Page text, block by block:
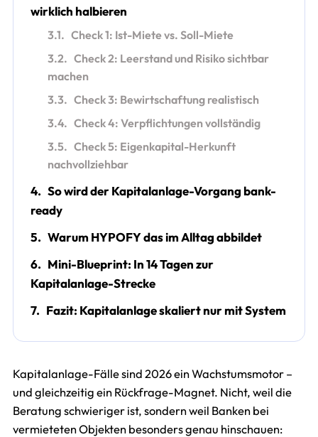
wirklich halbieren
3.1. Check 1: Ist-Miete vs. Soll-Miete
3.2. Check 2: Leerstand und Risiko sichtbar
machen
3.3. Check 3: Bewirtschaftung realistisch
3.4. Check 4: Verpflichtungen vollständig
3.5. Check 5: Eigenkapital-Herkunft
nachvollziehbar
4. So wird der Kapitalanlage-Vorgang bank-
ready
5. Warum HYPOFY das im Alltag abbildet
6. Mini-Blueprint: In 14 Tagen zur
Kapitalanlage-Strecke
7. Fazit: Kapitalanlage skaliert nur mit System
Kapitalanlage-Fälle sind 2026 ein Wachstumsmotor –
und gleichzeitig ein Rückfrage-Magnet. Nicht, weil die
Beratung schwieriger ist, sondern weil Banken bei
vermieteten Objekten besonders genau hinschauen: